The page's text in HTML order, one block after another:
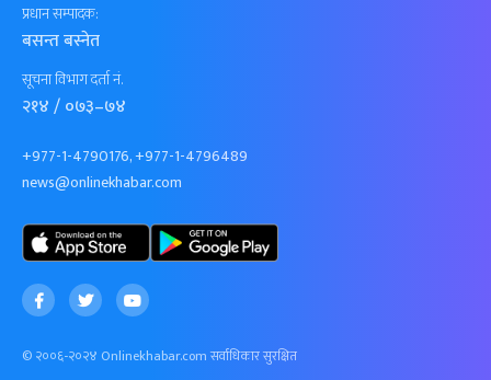
प्रधान सम्पादक:
बसन्त बस्नेत
सूचना विभाग दर्ता नं.
२१४ / ०७३–७४
+977-1-4790176, +977-1-4796489
news@onlinekhabar.com
© २००६-२०२४ Onlinekhabar.com सर्वाधिकार सुरक्षित